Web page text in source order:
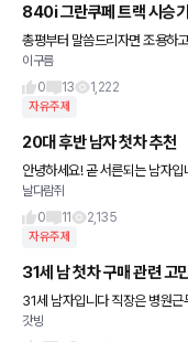
840i 그란쿠페 트랙 시승기
총평부터 말씀드리자면 조용하고 편안한 차입니다. 외
0i 쿠페가 더 멋있네요. 840i쿠페는.. 제가 지금까지 본 차들중 손에 꼽을정도 되는거 같
아요.
이구름
0
13 1,222
자유주제
20대 후반 남자 첫차 추천
안녕하세요! 곧 서른되는 남자
보고 견적내고 다니는데 시승해도 잘 모르겠고 그냥 갖
재 연봉은 6500~7
날다람쥐
0
11 2,135
자유주제
31세 남 첫차 구매 관련 고
31세 남자입니다 직장은 병원근무하는데 세후 310 정도 수령합니다 처음으로 차를 구매
하려고 하는데요 집에 큰 차가 있어서 세단형 차를 구매하려고 합니다 선수금은 2700정
갓빙